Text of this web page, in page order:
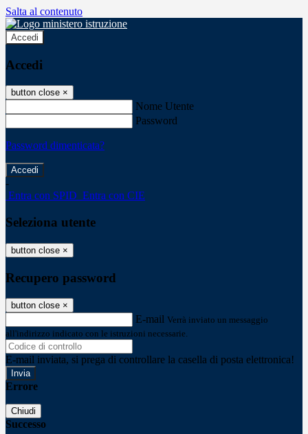
Salta al contenuto
Accedi
Accedi
button close ×
Nome Utente
Password
Password dimenticata?
-
Entra con SPID Entra con CIE
Seleziona utente
button close ×
Recupero password
button close ×
E-mail Verrà inviato un messaggio
all'indirizzo indicato con le istruzioni necessarie.
E-mail inviata, si prega di controllare la casella di posta elettronica!
Errore
Chiudi
Successo